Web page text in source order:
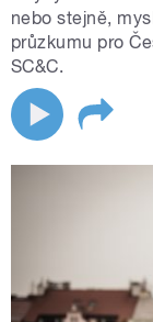
nebo stejně,
průzkumu pro
SC&C.